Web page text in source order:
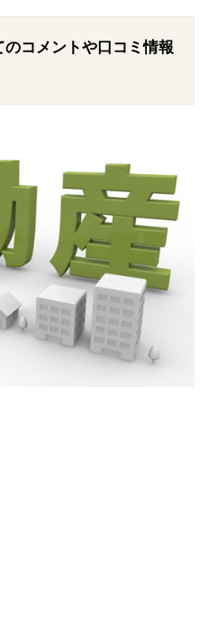
のコメントや口コミ情報